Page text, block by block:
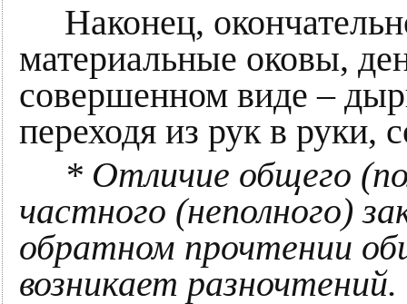
Наконец,
материальные оковы,
совершенном виде –
переходя из рук в руки,
* Отличие общего
частного (неполного)
обратном прочтении
возникает разночтений.